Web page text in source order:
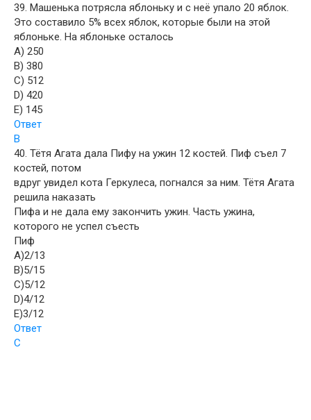
39. Машенька потрясла яблоньку и с неё упало 20 яблок.
Это составило 5% всех яблок, которые были на этой
яблоньке. На яблоньке осталось
A) 250
B) 380
C) 512
D) 420
E) 145
Ответ
B
40. Тётя Агата дала Пифу на ужин 12 костей. Пиф съел 7
костей, потом
вдруг увидел кота Геркулеса, погнался за ним. Тётя Агата
решила наказать
Пифа и не дала ему закончить ужин. Часть ужина,
которого не успел съесть
Пиф
A)2/13
B)5/15
C)5/12
D)4/12
E)3/12
Ответ
C